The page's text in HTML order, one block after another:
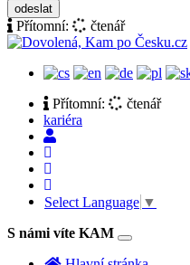
odeslat
Přítomní:
čtenář
Přítomní:
čtenář
kariéra
Select Language ▼
S námi víte KAM
Toggle
navigation